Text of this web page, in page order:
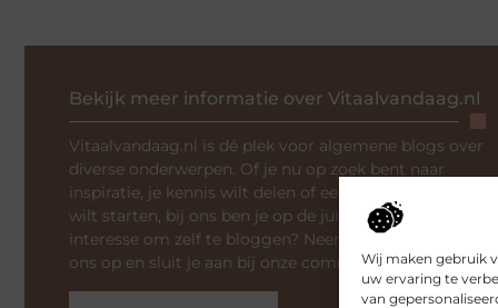
Wij maken gebruik
uw ervaring te
van
Bekijk meer informatie over Vitaalvandaag.nl
Vitaalvandaag.nl is dé plek voor algemene blogs over
diverse onderwerpen. Of je nu op zoek bent naar
inspiratie, je kennis wilt delen of een samenwerking
wilt starten, bij ons ben je op de juiste plaats. Heb je
interesse om zelf te bloggen? Neem dan contact met
ons op en sluit je aan bij onze community.